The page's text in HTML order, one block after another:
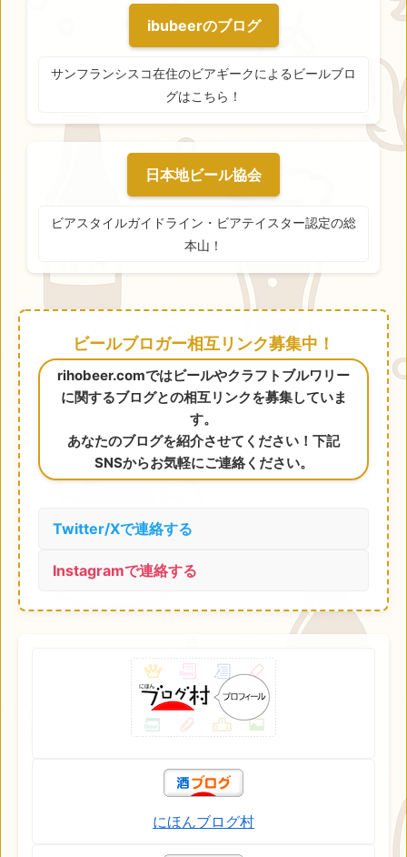
ibubeerのブログ
サンフランシスコ在住のビアギークによるビールブロ
グはこちら！
日本地ビール協会
ビアスタイルガイドライン・ビアテイスター認定の総
本山！
ビールブロガー相互リンク募集中！
rihobeer.comではビールやクラフトブルワリー
に関するブログとの相互リンクを募集していま
す。
あなたのブログを紹介させてください！下記
SNSからお気軽にご連絡ください。
Twitter/Xで連絡する
Instagramで連絡する
にほんブログ村